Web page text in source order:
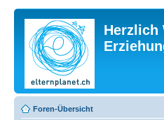
Herzlich
Foren-Übersicht